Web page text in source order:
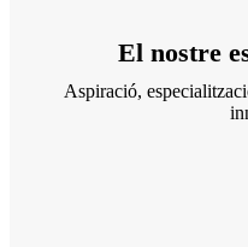
El nostre
Aspiració,